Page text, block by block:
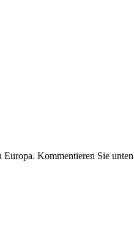
Kommentieren Sie